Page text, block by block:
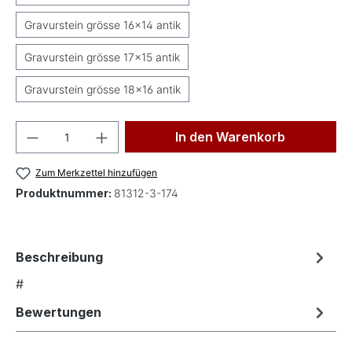
Gravurstein grösse 16x14 antik
Gravurstein grösse 17x15 antik
Gravurstein grösse 18x16 antik
Produkt Anzahl: Gib den gewünschten
In den Warenkorb
Zum Merkzettel hinzufügen
Produktnummer: 81312-3-174
Beschreibung
#
Bewertungen